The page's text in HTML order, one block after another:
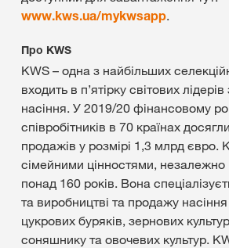
www.kws.ua/mykwsapp.
Про KWS
KWS – одна з найбільших
входить в п’ятірку світових
насіння. У 2019/20 фінансовому
співробітників в 70 країнах
продажів у розмірі 1,3 млрд євро.
сімейними цінностями,
понад 160 років. Вона
та виробництві та продажу
цукрових буряків, зернових
соняшнику та овочевих культур.